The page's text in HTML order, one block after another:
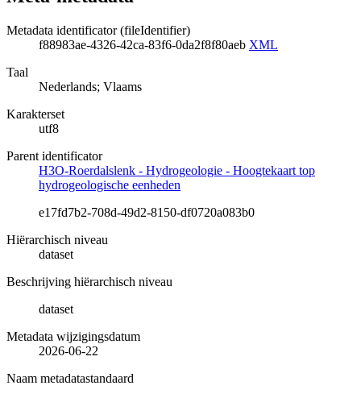
Metadata identificator (fileIdentifier)
f88983ae-4326-42ca-83f6-0da2f8f80aeb XML
Taal
Nederlands; Vlaams
Karakterset
utf8
Parent identificator
H3O-Roerdalslenk - Hydrogeologie - Hoogtekaart top
hydrogeologische eenheden
e17fd7b2-708d-49d2-8150-df0720a083b0
Hiërarchisch niveau
dataset
Beschrijving hiërarchisch niveau
dataset
Metadata wijzigingsdatum
2026-06-22
Naam metadatastandaard